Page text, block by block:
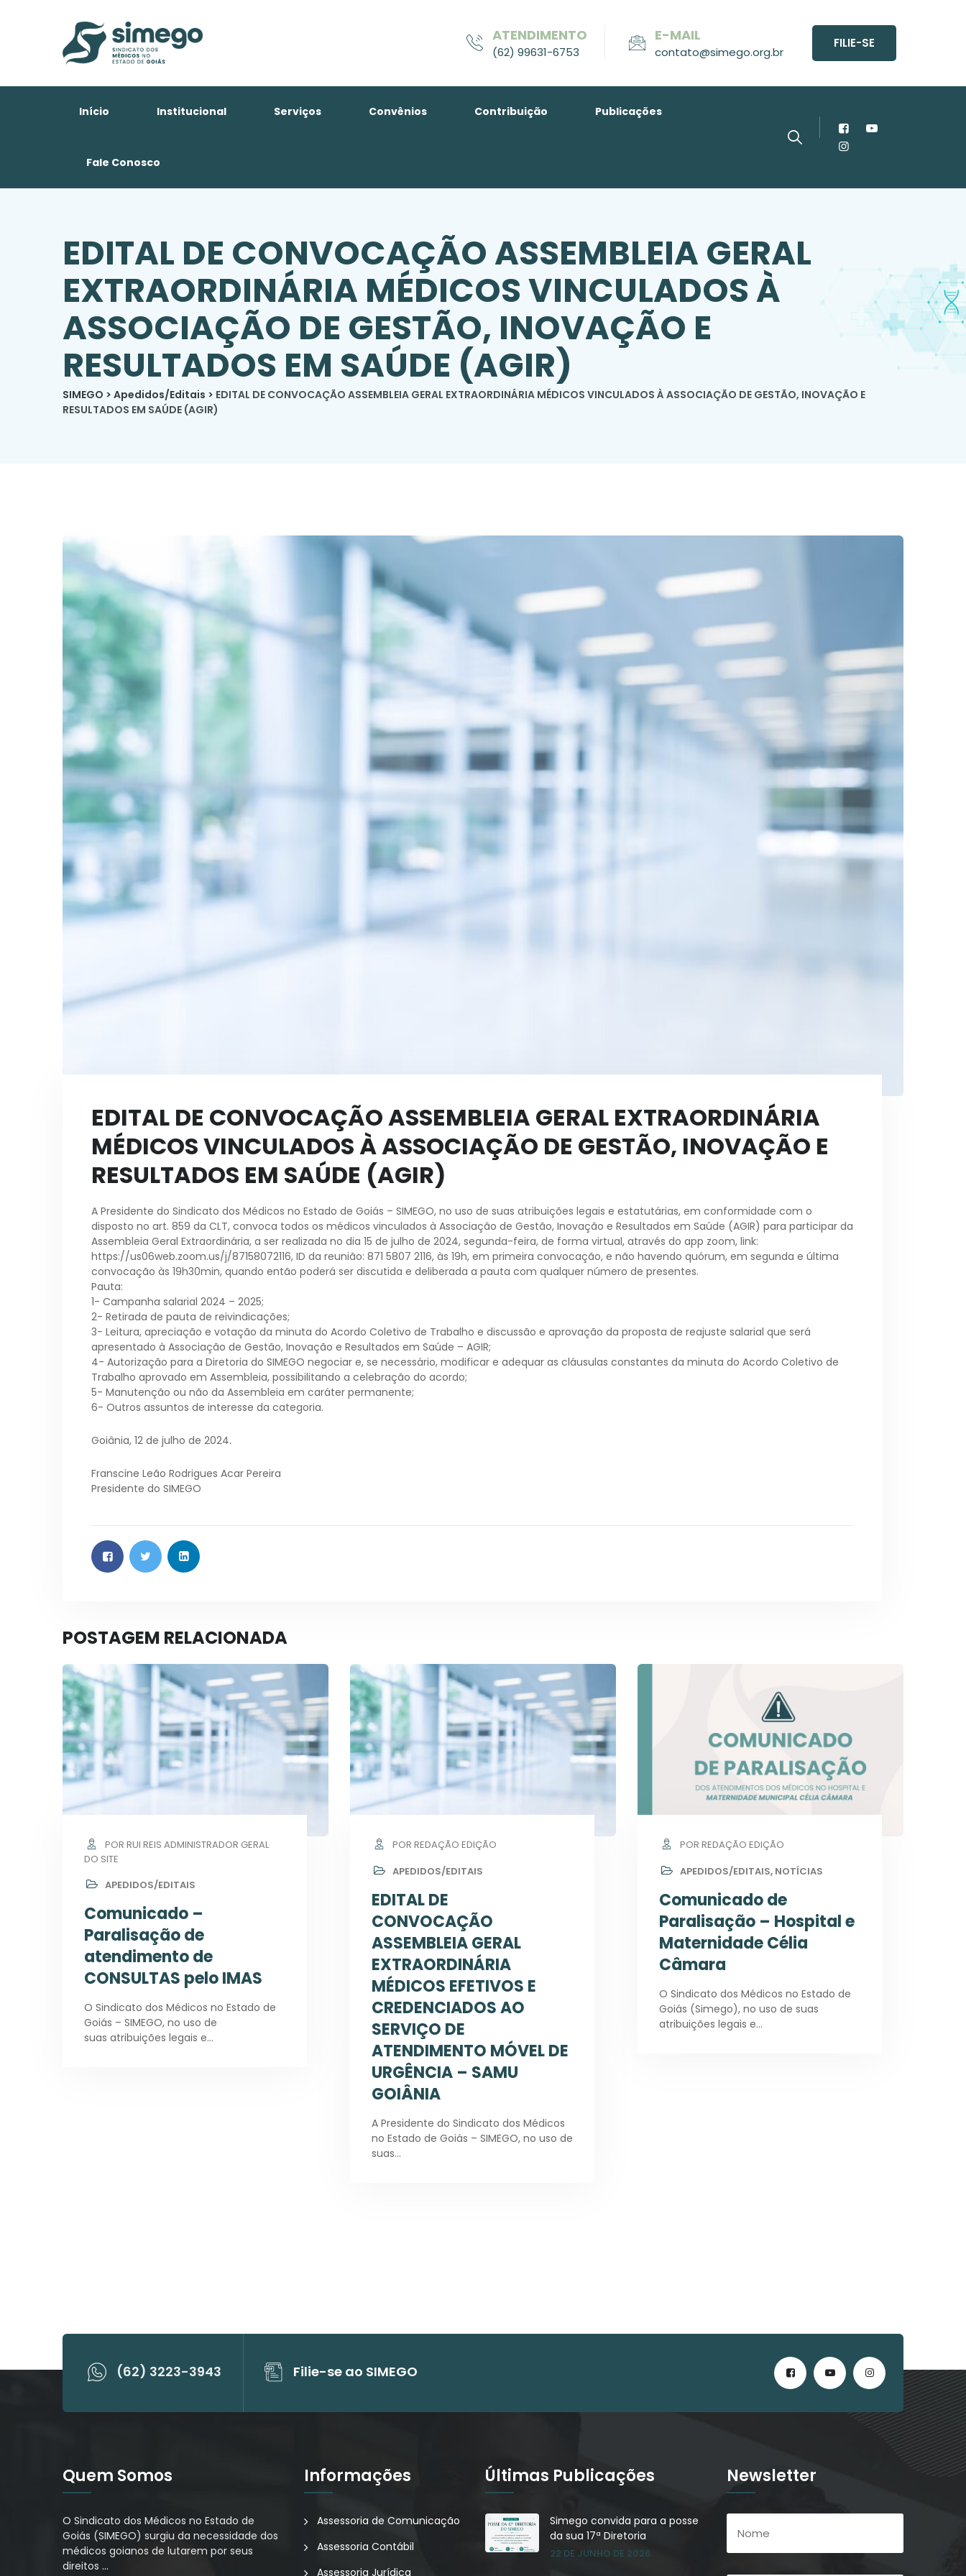
ATENDIMENTO
(62) 99631-6753
E-MAIL
contato@simego.org.br
FILIE-SE
Início Institucional Serviços Convênios Contribuição Publicações
Fale Conosco
EDITAL DE CONVOCAÇÃO ASSEMBLEIA GERAL
EXTRAORDINÁRIA MÉDICOS VINCULADOS À
ASSOCIAÇÃO DE GESTÃO, INOVAÇÃO E
RESULTADOS EM SAÚDE (AGIR)
SIMEGO > Apedidos/Editais > EDITAL DE CONVOCAÇÃO ASSEMBLEIA GERAL EXTRAORDINÁRIA MÉDICOS VINCULADOS À ASSOCIAÇÃO DE GESTÃO, INOVAÇÃO E
RESULTADOS EM SAÚDE (AGIR)
EDITAL DE CONVOCAÇÃO ASSEMBLEIA GERAL EXTRAORDINÁRIA
MÉDICOS VINCULADOS À ASSOCIAÇÃO DE GESTÃO, INOVAÇÃO E
RESULTADOS EM SAÚDE (AGIR)
A Presidente do Sindicato dos Médicos no Estado de Goiás – SIMEGO, no uso de suas atribuições legais e estatutárias, em conformidade com o
disposto no art. 859 da CLT, convoca todos os médicos vinculados à Associação de Gestão, Inovação e Resultados em Saúde (AGIR) para participar da
Assembleia Geral Extraordinária, a ser realizada no dia 15 de julho de 2024, segunda-feira, de forma virtual, através do app zoom, link:
https://us06web.zoom.us/j/87158072116, ID da reunião: 871 5807 2116, às 19h, em primeira convocação, e não havendo quórum, em segunda e última
convocação às 19h30min, quando então poderá ser discutida e deliberada a pauta com qualquer número de presentes.
Pauta:
1- Campanha salarial 2024 – 2025;
2- Retirada de pauta de reivindicações;
3- Leitura, apreciação e votação da minuta do Acordo Coletivo de Trabalho e discussão e aprovação da proposta de reajuste salarial que será
apresentado à Associação de Gestão, Inovação e Resultados em Saúde – AGIR;
4- Autorização para a Diretoria do SIMEGO negociar e, se necessário, modificar e adequar as cláusulas constantes da minuta do Acordo Coletivo de
Trabalho aprovado em Assembleia, possibilitando a celebração do acordo;
5- Manutenção ou não da Assembleia em caráter permanente;
6- Outros assuntos de interesse da categoria.
Goiânia, 12 de julho de 2024.
Franscine Leão Rodrigues Acar Pereira
Presidente do SIMEGO
POSTAGEM RELACIONADA
POR RUI REIS ADMINISTRADOR GERAL
DO SITE
APEDIDOS/EDITAIS
Comunicado –
Paralisação de
atendimento de
CONSULTAS pelo IMAS
O Sindicato dos Médicos no Estado de
Goiás – SIMEGO, no uso de
suas atribuições legais e…
POR REDAÇÃO EDIÇÃO
APEDIDOS/EDITAIS
EDITAL DE
CONVOCAÇÃO
ASSEMBLEIA GERAL
EXTRAORDINÁRIA
MÉDICOS EFETIVOS E
CREDENCIADOS AO
SERVIÇO DE
ATENDIMENTO MÓVEL DE
URGÊNCIA – SAMU
GOIÂNIA
A Presidente do Sindicato dos Médicos
no Estado de Goiás – SIMEGO, no uso de
suas…
POR REDAÇÃO EDIÇÃO
APEDIDOS/EDITAIS, NOTÍCIAS
Comunicado de
Paralisação – Hospital e
Maternidade Célia
Câmara
O Sindicato dos Médicos no Estado de
Goiás (Simego), no uso de suas
atribuições legais e…
(62) 3223-3943 Filie-se ao SIMEGO
Quem Somos
O Sindicato dos Médicos no Estado de
Goiás (SIMEGO) surgiu da necessidade dos
médicos goianos de lutarem por seus
direitos …
Informações
Assessoria de Comunicação
Assessoria Contábil
Assessoria Jurídica
Últimas Publicações
Simego convida para a posse
da sua 17ª Diretoria
22 DE JUNHO DE 2026
Newsletter